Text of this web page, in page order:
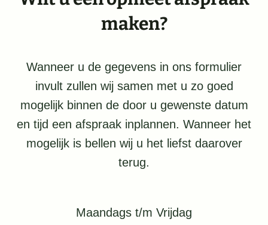
maken?
Wanneer u de gegevens in ons formulier
invult zullen wij samen met u zo goed
mogelijk binnen de door u gewenste datum
en tijd een afspraak inplannen. Wanneer het
mogelijk is bellen wij u het liefst daarover
terug.
Maandags t/m Vrijdag